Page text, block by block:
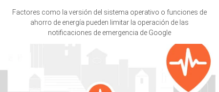
Factores como la versión del sistema operativo o funciones de
ahorro de energía pueden limitar la operación de las
notificaciones de emergencia de Google